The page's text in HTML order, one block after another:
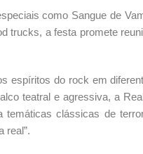
como Sangue de
trucks, a festa promete
espíritos do rock em
teatral e agressiva, a
temáticas clássicas de
real”.